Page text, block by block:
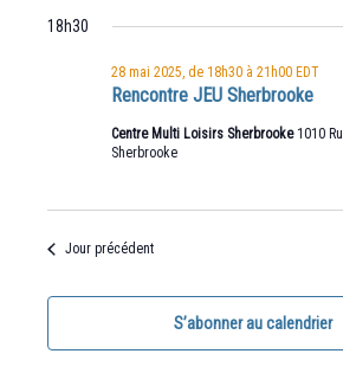
28
une
18h30
Rencontre JEU Sherbrooke
28 mai 2025, de 18h30à 21h00 EDT
Centre Multi Loisirs Sherbrooke 1010
Sherbrooke
Jour précédent
S’abonner au calendrier